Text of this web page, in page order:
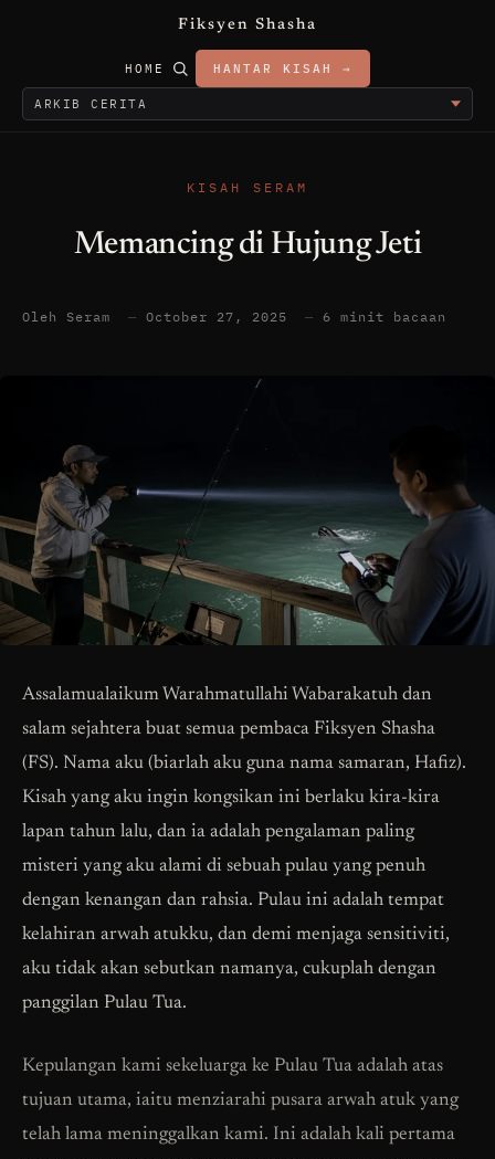
Fiksyen Shasha
HOME HANTAR KISAH →
KISAH SERAM
Memancing di Hujung Jeti
Oleh Seram — October 27, 2025 — 6 minit bacaan
Assalamualaikum Warahmatullahi Wabarakatuh dan
salam sejahtera buat semua pembaca Fiksyen Shasha
(FS). Nama aku (biarlah aku guna nama samaran, Hafiz).
Kisah yang aku ingin kongsikan ini berlaku kira-kira
lapan tahun lalu, dan ia adalah pengalaman paling
misteri yang aku alami di sebuah pulau yang penuh
dengan kenangan dan rahsia. Pulau ini adalah tempat
kelahiran arwah atukku, dan demi menjaga sensitiviti,
aku tidak akan sebutkan namanya, cukuplah dengan
panggilan Pulau Tua.
Kepulangan kami sekeluarga ke Pulau Tua adalah atas
tujuan utama, iaitu menziarahi pusara arwah atuk yang
telah lama meninggalkan kami. Ini adalah kali pertama